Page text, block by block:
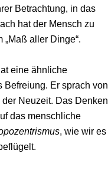
Betrachtung, in das
hat der Mensch zu
aller Dinge“.
eine ähnliche
Befreiung. Er sprach von
der Neuzeit. Das Denken
das menschliche
, wie wir es